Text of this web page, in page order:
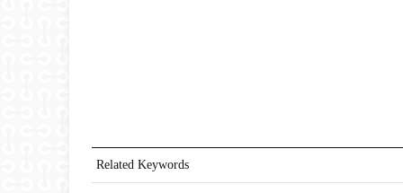
Related Keywords